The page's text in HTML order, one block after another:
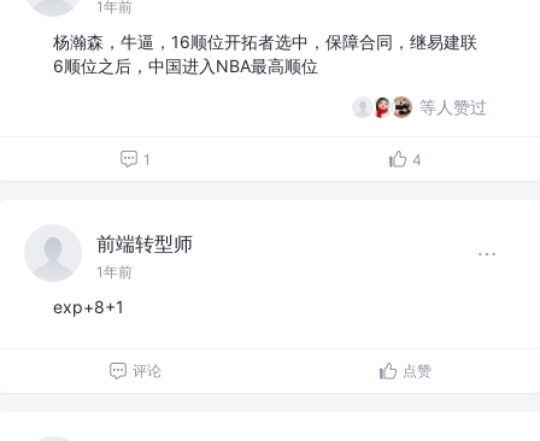
1年前
杨瀚森，牛逼，16顺位开拓者选中，保障合同，继易建联
6顺位之后，中国进入NBA最高顺位
等人赞过
1 4
前端转型师
1年前
exp+8+1
评论 点赞